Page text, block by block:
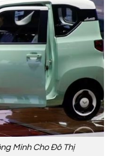
Minh Cho Đô Thị